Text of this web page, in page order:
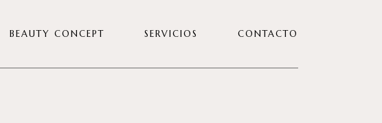
BEAUTY CONCEPT SERVICIOS CONTACTO